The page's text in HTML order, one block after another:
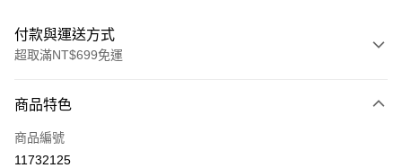
付款與運送方式
超取滿NT$699免運
信用卡一次付款
超商取貨付款
商品特色
商品編號
11732125